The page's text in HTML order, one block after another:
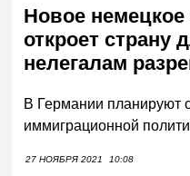
Новое
откроет страну
нелегалам
В Германии планируют
иммиграционной
27 НОЯБРЯ 2021 10:08